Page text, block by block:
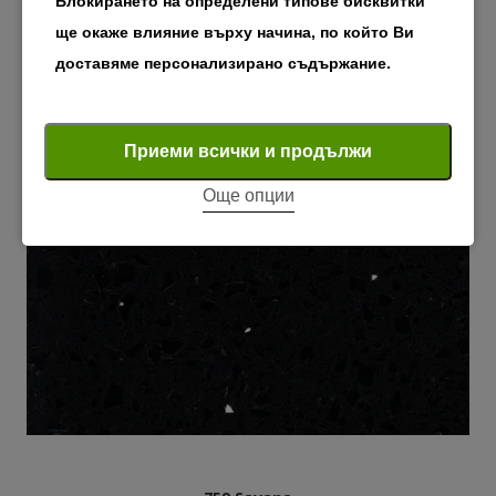
ще окаже влияние върху начина, по който Ви
доставяме персонализирано съдържание.
Задължителните "бисквитки" осигуряват основните
функции на уебсайта, като например навигацията
на страниците и достъпа до защитени зони. Без
Анализ и статистика
Приеми всички и продължи
Още опции